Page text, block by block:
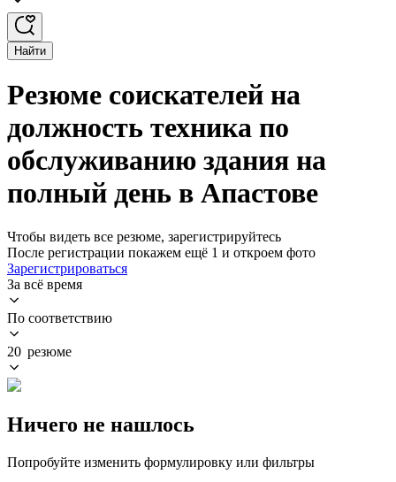
Найти
Резюме соискателей на
должность техника по
обслуживанию здания на
полный день в Апастове
Чтобы видеть все резюме, зарегистрируйтесь
После регистрации покажем ещё 1 и откроем фото
Зарегистрироваться
За всё время
По соответствию
20 резюме
Ничего не нашлось
Попробуйте изменить формулировку или фильтры